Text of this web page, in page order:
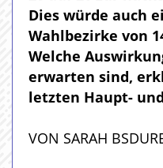
Dies würde auch
Wahlbezirke von
Welche
erwarten sind,
letzten Haupt-
VON SARAH